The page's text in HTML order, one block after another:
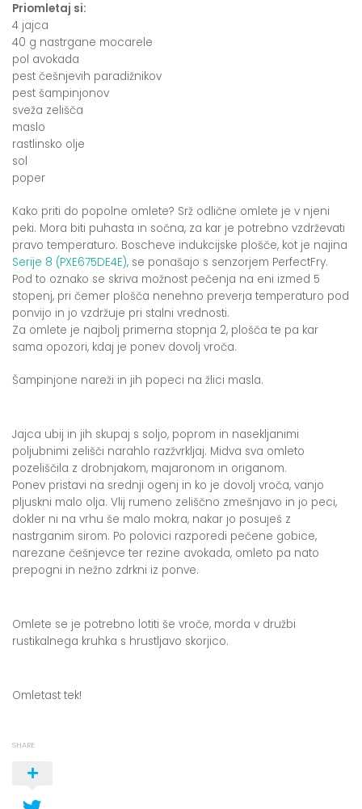
Priomletaj si:
4 jajca
40 g nastrgane mocarele
pol avokada
pest češnjevih paradižnikov
pest šampinjonov
sveža zelišča
maslo
rastlinsko olje
sol
poper
Kako priti do popolne omlete? Srž odlične omlete je v njeni
peki. Mora biti puhasta in sočna, za kar je potrebno vzdrževati
pravo temperaturo. Boscheve indukcijske plošče, kot je najina
Serije 8 (PXE675DE4E), se ponašajo s senzorjem PerfectFry.
Pod to oznako se skriva možnost pečenja na eni izmed 5
stopenj, pri čemer plošča nenehno preverja temperaturo pod
ponvijo in jo vzdržuje pri stalni vrednosti.
Za omlete je najbolj primerna stopnja 2, plošča te pa kar
sama opozori, kdaj je ponev dovolj vroča.
Šampinjone nareži in jih popeci na žlici masla.
Jajca ubij in jih skupaj s soljo, poprom in nasekljanimi
poljubnimi zelišči narahlo razžvrkljaj. Midva sva omleto
pozeliščila z drobnjakom, majaronom in origanom.
Ponev pristavi na srednji ogenj in ko je dovolj vroča, vanjo
pljuskni malo olja. Vlij rumeno zeliščno zmešnjavo in jo peci,
dokler ni na vrhu še malo mokra, nakar jo posuješ z
nastrganim sirom. Po polovici razporedi pečene gobice,
narezane češnjevce ter rezine avokada, omleto pa nato
prepogni in nežno zdrkni iz ponve.
Omlete se je potrebno lotiti še vroče, morda v družbi
rustikalnega kruhka s hrustljavo skorjico.
Omletast tek!
SHARE